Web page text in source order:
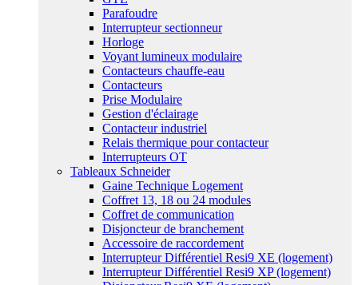
Parafoudre
Interrupteur sectionneur
Horloge
Voyant lumineux modulaire
Contacteurs chauffe-eau
Contacteurs
Prise Modulaire
Gestion d'éclairage
Contacteur industriel
Relais thermique pour contacteur
Interrupteurs OT
Tableaux Schneider
Gaine Technique Logement
Coffret 13, 18 ou 24 modules
Coffret de communication
Disjoncteur de branchement
Accessoire de raccordement
Interrupteur Différentiel Resi9 XE (logement)
Interrupteur Différentiel Resi9 XP (logement)